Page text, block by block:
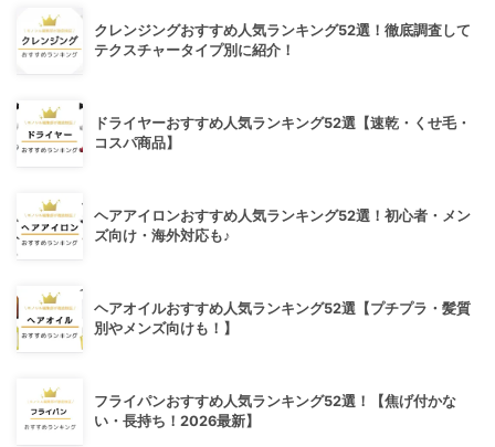
クレンジングおすすめ人気ランキング52選！徹底調査して
テクスチャータイプ別に紹介！
ドライヤーおすすめ人気ランキング52選【速乾・くせ毛・
コスパ商品】
ヘアアイロンおすすめ人気ランキング52選！初心者・メン
ズ向け・海外対応も♪
ヘアオイルおすすめ人気ランキング52選【プチプラ・髪質
別やメンズ向けも！】
フライパンおすすめ人気ランキング52選！【焦げ付かな
い・長持ち！2026最新】